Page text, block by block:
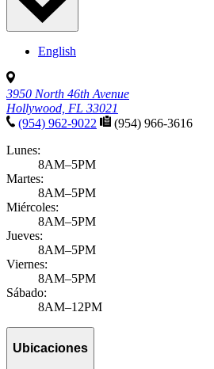
English
3950 North 46th Avenue
Hollywood, FL 33021
(954) 962-9022
(954) 966-3616
Lunes:
8AM–5PM
Martes:
8AM–5PM
Miércoles:
8AM–5PM
Jueves:
8AM–5PM
Viernes:
8AM–5PM
Sábado:
8AM–12PM
Ubicaciones